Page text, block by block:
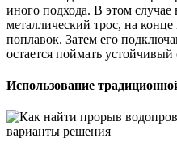
иного подхода. В этом случае
металлический трос, на
поплавок. Затем его
остается поймать устойчивый
Использование